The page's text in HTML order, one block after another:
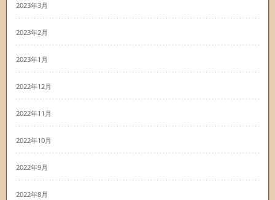
2023年3月
2023年2月
2023年1月
2022年12月
2022年11月
2022年10月
2022年9月
2022年8月